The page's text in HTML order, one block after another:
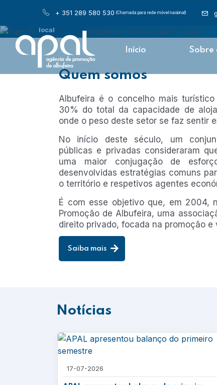
+ 351 289 580 530 (Chamada para rede móvel nacional)
Início Sobre
da oferta
local
Quem somos
Albufeira é o concelho mais
30% do total da capacidade de
onde o peso deste setor se faz sentir
No início deste século, um
públicas e privadas consideraram
uma maior conjugação de
desenvolvidas estratégias comuns
o território e respetivos agentes
É com esse objetivo que, em 2004,
Promoção de Albufeira, uma
direito privado, focada na promoção e
Saiba mais
Notícias
17-07-2026